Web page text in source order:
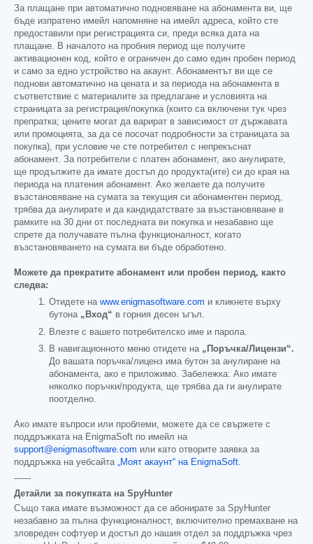
За плащане при автоматично подновяване на абонамента ви, ще
бъде изпратено имейл напомняне на имейл адреса, който сте
предоставили при регистрацията си, преди всяка дата на
плащане. В началото на пробния период ще получите
активационен код, който е ограничен до само един пробен период
и само за едно устройство на акаунт. Абонаментът ви ще се
поднови автоматично на цената и за периода на абонамента в
съответствие с материалите за предлагане и условията на
страницата за регистрация/покупка (които са включени тук чрез
препратка; цените могат да варират в зависимост от държавата
или промоцията, за да се посочат подробности за страницата за
покупка), при условие че сте потребител с непрекъснат
абонамент. За потребители с платен абонамент, ако анулирате,
ще продължите да имате достъп до продукта(ите) си до края на
периода на платения абонамент. Ако желаете да получите
възстановяване на сумата за текущия си абонаментен период,
трябва да анулирате и да кандидатствате за възстановяване в
рамките на 30 дни от последната ви покупка и незабавно ще
спрете да получавате пълна функционалност, когато
възстановяването на сумата ви бъде обработено.
Можете да прекратите абонамент или пробен период, както
следва:
Отидете на www.enigmasoftware.com и кликнете върху
бутона „Вход“ в горния десен ъгъл.
Влезте с вашето потребителско име и парола.
В навигационното меню отидете на „Поръчка/Лицензи“.
До вашата поръчка/лиценз има бутон за анулиране на
абонамента, ако е приложимо. Забележка: Ако имате
няколко поръчки/продукта, ще трябва да ги анулирате
поотделно.
Ако имате въпроси или проблеми, можете да се свържете с
поддръжката на EnigmaSoft по имейл на
support@enigmasoftware.com или като отворите заявка за
поддръжка на уебсайта „Моят акаунт“ на EnigmaSoft.
------
Детайли за покупката на SpyHunter
Също така имате възможност да се абонирате за SpyHunter
незабавно за пълна функционалност, включително премахване на
зловреден софтуер и достъп до нашия отдел за поддръжка чрез